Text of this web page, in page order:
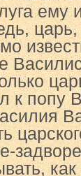
ему
к попу